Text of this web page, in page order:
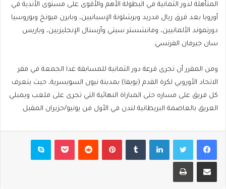
المتأهلة لدور الثمانية في البطولة الأهم والأقوى على مستوى الأندية في
أوروبا بعد فرق ريال مدريد وبرشلونة الإسبانيين، وبايرن ميونخ وبوروسيا
دورتموند الألمانيين، ومانشستر سيتي وأرسنال الإنجليزيين، وباريس
سان جيرمان الفرنسي.
ومن المقرر أن تجرى قرعة دور الثمانية للمسابقة غدا الجمعة في مقر
الاتحاد الأوروبي لكرة القدم (يويفا) بمدينة نيون السويسرية، حيث يتعرف
كل فريق على مساره حتى المباراة النهائية التي تجرى على ملعب ويمبلي
العريق بالعاصمة البريطانية لندن في الأول من يونيو/حزيران المقبل.
فيسبوكتويتر لينكدإن بينتيريست بوكيت سكايب
مشاركة عبر البريد طباعة